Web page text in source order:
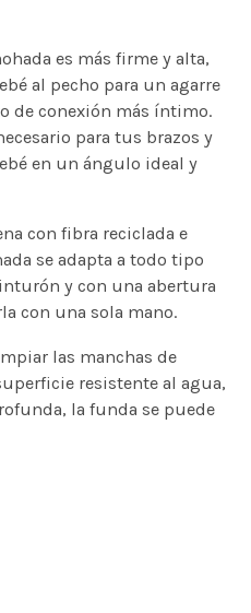
es más firme y alta,
al pecho para un agarre
de conexión más íntimo.
para tus brazos y
en un ángulo ideal y
con fibra reciclada e
se adapta a todo tipo
y con una abertura
con una sola mano.
las manchas de
resistente al agua,
la funda se puede